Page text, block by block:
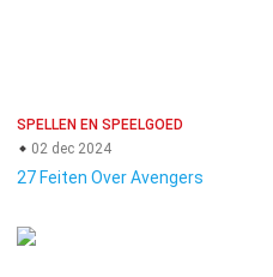
SPELLEN EN SPEELGOED
02 dec 2024
27 Feiten Over Avengers